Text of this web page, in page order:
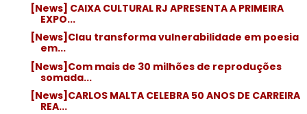
[News] CAIXA CULTURAL RJ APRESENTA A PRIMEIRA
EXPO...
[News]Clau transforma vulnerabilidade em poesia
em...
[News]Com mais de 30 milhões de reproduções
somada...
[News]CARLOS MALTA CELEBRA 50 ANOS DE CARREIRA
REA...